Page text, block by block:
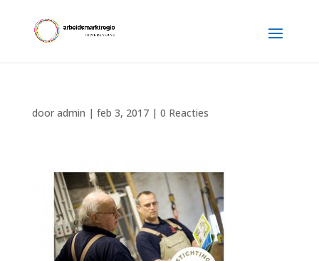
door admin | feb 3, 2017| 0 Reacties